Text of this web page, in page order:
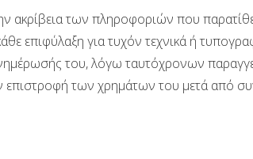
ακρίβεια των πληροφοριών που
επιφύλαξη για τυχόν τεχνικά ή
του, λόγω ταυτόχρονων
επιστροφή των χρημάτων του μετά από